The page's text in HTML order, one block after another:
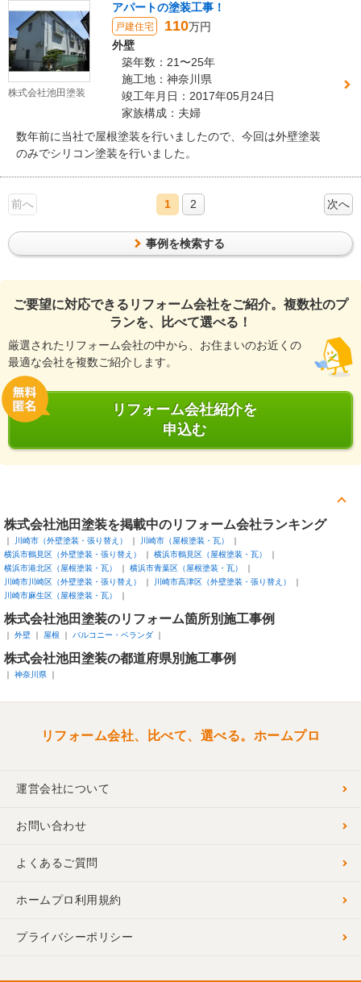
株式会社池田塗装
アパートの塗装工事！
戸建住宅 110万円
外壁
築年数：21〜25年
施工地：神奈川県
竣工年月日：2017年05月24日
家族構成：夫婦
数年前に当社で屋根塗装を行いましたので、今回は外壁塗装
のみでシリコン塗装を行いました。
前へ 1 2 次へ
事例を検索する
ご要望に対応できるリフォーム会社をご紹介。複数社のプ
ランを、比べて選べる！
厳選されたリフォーム会社の中から、お住まいのお近くの
最適な会社を複数ご紹介します。
リフォーム会社紹介を
申込む
株式会社池田塗装を掲載中のリフォーム会社ランキング
川崎市（外壁塗装・張り替え）
川崎市（屋根塗装・瓦）
横浜市鶴見区（外壁塗装・張り替え）
横浜市鶴見区（屋根塗装・瓦）
横浜市港北区（屋根塗装・瓦）
横浜市青葉区（屋根塗装・瓦）
川崎市川崎区（外壁塗装・張り替え）
川崎市高津区（外壁塗装・張り替え）
川崎市麻生区（屋根塗装・瓦）
株式会社池田塗装のリフォーム箇所別施工事例
外壁 屋根 バルコニー・ベランダ
株式会社池田塗装の都道府県別施工事例
神奈川県
リフォーム会社、比べて、選べる。ホームプロ
運営会社について
お問い合わせ
よくあるご質問
ホームプロ利用規約
プライバシーポリシー